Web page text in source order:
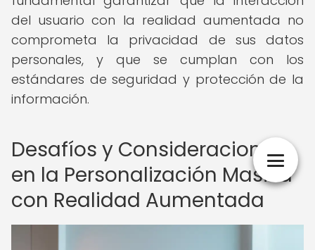
del usuario con la realidad aumentada no
comprometa la privacidad de sus datos
personales, y que se cumplan con los
estándares de seguridad y protección de la
información.
Desafíos y Consideraciones
en la Personalización Masiva
con Realidad Aumentada